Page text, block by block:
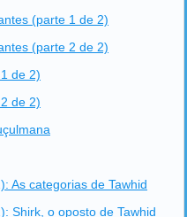
(parte 1 de 2)
(parte 2 de 2)
de 2)
de 2)
As categorias de Tawhid
Shirk, o oposto de Tawhid